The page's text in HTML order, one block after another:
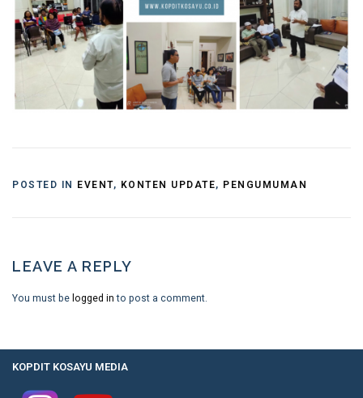
POSTED IN EVENT, KONTEN UPDATE, PENGUMUMAN
LEAVE A REPLY
You must be logged in to post a comment.
KOPDIT KOSAYU MEDIA